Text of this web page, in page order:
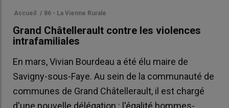
Accueil / 86 - La Vienne Rurale
Grand Châtellerault contre les violences
intrafamiliales
En mars, Vivian Bourdeau a été élu maire de
Savigny-sous-Faye. Au sein de la communauté de
communes de Grand Châtellerault, il est chargé